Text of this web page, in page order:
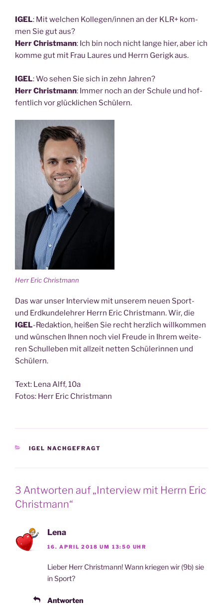
IGEL: Mit wel­chen Kollegen/innen an der KLR+ kom­
men Sie gut aus?
Herr Christ­mann: Ich bin noch nicht lan­ge hier, aber ich
kom­me gut mit Frau Lau­res und Herrn Gerigk aus.
IGEL: Wo sehen Sie sich in zehn Jahren?
Herr Christ­mann: Immer noch an der Schu­le und hof­
fent­lich vor glück­li­chen Schülern.
Herr Eric Christmann
Das war unser Inter­view mit unse­rem neu­en Sport-
und Erd­kun­de­leh­rer Herrn Eric Christ­mann. Wir, die
IGEL-Redak­ti­on, hei­ßen Sie recht herz­lich will­kom­men
und wün­schen Ihnen noch viel Freu­de in Ihrem wei­te­
ren Schul­le­ben mit all­zeit net­ten Schü­le­rin­nen und
Schülern.
Text: Lena Alff, 10a
Fotos: Herr Eric Christmann
KATEGORIEN
IGEL NACHGEFRAGT
3 Antworten auf „Interview mit Herrn Eric
Christmann“
Lena
16. APRIL 2018 UM 13:50 UHR
Lie­ber Herr Christ­mann! Wann krie­gen wir (9b) sie
in Sport?
Antworten